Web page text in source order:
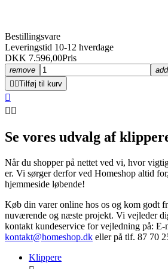
Bestillingsvare
Leveringstid 10-12 hverdage
DKK 7.596,00Pris
remove
add
 Tilføj til kurv

 
Se vores udvalg af
Når du shopper på nettet ved vi, hvor
er. Vi sørger derfor ved Homeshop altid
hjemmeside løbende!
Køb din varer online hos os og kom godt
nuværende og næste projekt. Vi vejleder
kontakt kundeservice for vejledning på: E-
kontakt@homeshop.dk eller på tlf. 87 70
Klippere